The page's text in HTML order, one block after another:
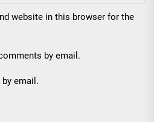
website in this browser for the
by email.
email.